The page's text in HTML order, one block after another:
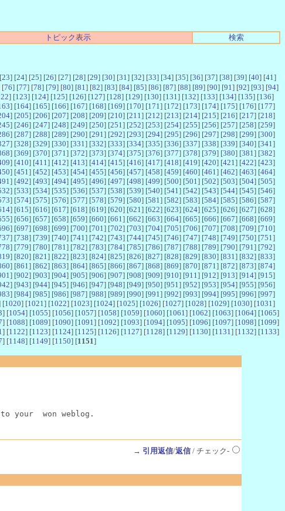
トピック表示 検索
23] [24] [25] [26] [27] [28] [29] [30] [31 ] [32] [33] [34] [35] [36] [37] [38] [39] [40] [41 ]
[76] [77] [78] [79] [80] [81 ] [82] [83] [84] [85] [86] [87] [88] [89] [90] [91 ] [92] [93] [94]
] [123] [124] [125] [126] [127] [128] [129] [130] [131 ] [132] [133] [134] [135] [136]
] [164] [165] [166] [167] [168] [169] [170] [171 ] [172] [173] [174] [175] [176] [177]
] [205] [206] [207] [208] [209] [210] [211 ] [212] [213] [214] [215] [216] [217] [218]
] [246] [247] [248] [249] [250] [251 ] [252] [253] [254] [255] [256] [257] [258] [259]
] [287] [288] [289] [290] [291 ] [292] [293] [294] [295] [296] [297] [298] [299] [300]
] [328] [329] [330] [331 ] [332] [333] [334] [335] [336] [337] [338] [339] [340] [341 ]
] [369] [370] [371 ] [372] [373] [374] [375] [376] [377] [378] [379] [380] [381 ] [382]
] [410] [411 ] [412] [413] [414] [415] [416] [417] [418] [419] [420] [421 ] [422] [423]
] [451 ] [452] [453] [454] [455] [456] [457] [458] [459] [460] [461 ] [462] [463] [464]
] [492] [493] [494] [495] [496] [497] [498] [499] [500] [501 ] [502] [503] [504] [505]
] [533] [534] [535] [536] [537] [538] [539] [540] [541 ] [542] [543] [544] [545] [546]
] [574] [575] [576] [577] [578] [579] [580] [581 ] [582] [583] [584] [585] [586] [587]
] [615] [616] [617] [618] [619] [620] [621 ] [622] [623] [624] [625] [626] [627] [628]
] [656] [657] [658] [659] [660] [661 ] [662] [663] [664] [665] [666] [667] [668] [669]
] [697] [698] [699] [700] [701 ] [702] [703] [704] [705] [706] [707] [708] [709] [710]
] [738] [739] [740] [741 ] [742] [743] [744] [745] [746] [747] [748] [749] [750] [751 ]
] [779] [780] [781 ] [782] [783] [784] [785] [786] [787] [788] [789] [790] [791 ] [792]
] [820] [821 ] [822] [823] [824] [825] [826] [827] [828] [829] [830] [831 ] [832] [833]
] [861 ] [862] [863] [864] [865] [866] [867] [868] [869] [870] [871 ] [872] [873] [874]
] [902] [903] [904] [905] [906] [907] [908] [909] [910] [911 ] [912] [913] [914] [915]
] [943] [944] [945] [946] [947] [948] [949] [950] [951 ] [952] [953] [954] [955] [956]
] [984] [985] [986] [987] [988] [989] [990] [991 ] [992] [993] [994] [995] [996] [997]
[1020] [1021 ] [1022] [1023] [1024] [1025] [1026] [1027] [1028] [1029] [1030] [1031 ]
] [1054] [1055] [1056] [1057] [1058] [1059] [1060] [1061 ] [1062] [1063] [1064] [1065]
] [1088] [1089] [1090] [1091 ] [1092] [1093] [1094] [1095] [1096] [1097] [1098] [1099]
] [1122] [1123] [1124] [1125] [1126] [1127] [1128] [1129] [1130] [1131 ] [1132] [1133]
] [1148] [1149] [1150] [1151]
your  won weblog.
→ 引用返信/返信/ チェック-